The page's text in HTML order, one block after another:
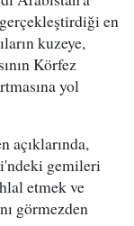
en
kuzeye,
Körfez
yol
açıklarında,
gemileri
etmek ve
görmezden